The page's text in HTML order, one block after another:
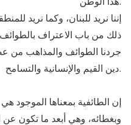
إننا نريد للبنان، وكما نريد
ذلك من باب الاعتراف بالطوائف
جردنا الطوائف والمذاهب من
دين القيم والإنسانية والتسامح.
إن الطائفية بمعناها الموجود
وبغطائه، وهي أبعد ما تكون عن